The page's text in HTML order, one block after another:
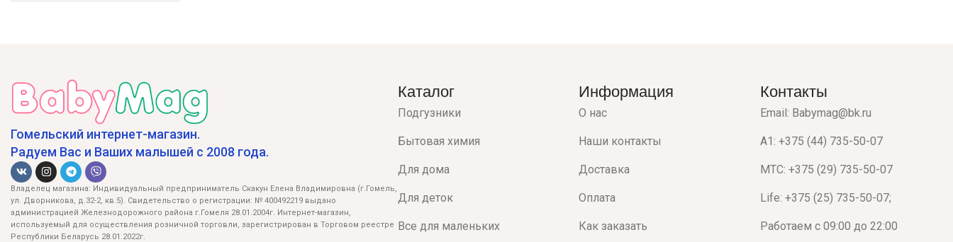
Гомельский интернет-магазин.
Радуем Вас и Ваших малышей с 2008 года.
Владелец магазина: Индивидуальный предприниматель Скакун Елена Владимировна (г.Гомель,
ул. Дворникова, д.32-2, кв.5). Свидетельство о регистрации: № 400492219 выдано
администрацией Железнодорожного района г.Гомеля 28.01.2004г. Интернет-магазин,
используемый для осуществления розничной торговли, зарегистрирован в Торговом реестре
Республики Беларусь 28.01.2022г.
Каталог
Подгузники
Бытовая химия
Для дома
Для деток
Все для маленьких
Информация
О нас
Наши контакты
Доставка
Оплата
Как заказать
Контакты
Email: Babymag@bk.ru
A1: +375 (44) 735-50-07
МТС: +375 (29) 735-50-07
Life: +375 (25) 735-50-07;
Работаем с 09:00 до 22:00